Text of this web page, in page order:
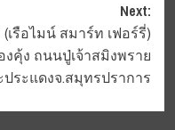
Next:
รือไมน์ สมาร์ท เฟอร์รี่)
คุ้ง ถนนปู่เจ้าสมิงพราย
ระแดงจ.สมุทรปราการ